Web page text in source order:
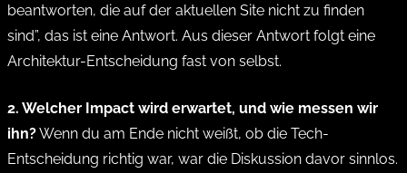
beantworten, die auf der aktuellen Site nicht zu finden
sind”, das ist eine Antwort. Aus dieser Antwort folgt eine
Architektur-Entscheidung fast von selbst.
2. Welcher Impact wird erwartet, und wie messen wir
ihn?Wenn du am Ende nicht weißt, ob die Tech-
Entscheidung richtig war, war die Diskussion davor sinnlos.